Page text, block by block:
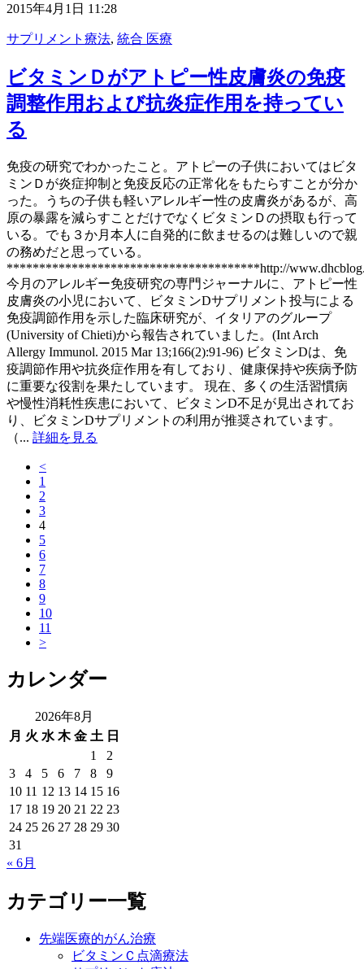
2015年4月1日 11:28
サプリメント療法, 統合 医療
ビタミンＤがアトピー性皮膚炎の免疫
調整作用および抗炎症作用を持ってい
る
免疫の研究でわかったこと。アトピーの子供においてはビタ
ミンＤが炎症抑制と免疫反応の正常化をもたらすことが分か
った。うちの子供も軽いアレルギー性の皮膚炎があるが、高
原の暴露を減らすことだけでなくビタミンＤの摂取も行って
いる。でも３か月本人に自発的に飲ませるのは難しいので親
の務めだと思っている。
***************************************http://
今月のアレルギー免疫研究の専門ジャーナルに、アトピー性
皮膚炎の小児において、ビタミンDサプリメント投与による
免疫調節作用を示した臨床研究が、イタリアのグループ
(University of Chieti)から報告されていました。(Int Arch
Allergy Immunol. 2015 Mar 13;166(2):91-96) ビタミンDは、免
疫調節作用や抗炎症作用を有しており、健康保持や疾病予防
に重要な役割を果たしています。 現在、多くの生活習慣病
や慢性消耗性疾患において、ビタミンD不足が見出されてお
り、ビタミンDサプリメントの利用が推奨されています。
（... 詳細を見る
<
1
2
3
4
5
6
7
8
9
10
11
>
カレンダー
2026年8月
月 火 水 木 金 土 日
1
2
3
4 5 6 7 8
9
10 11 12 13 14 15 16
17 18 19 20 21 22 23
24 25 26 27 28 29 30
31
« 6月
カテゴリー一覧
先端医療的がん治療
ビタミンＣ点滴療法